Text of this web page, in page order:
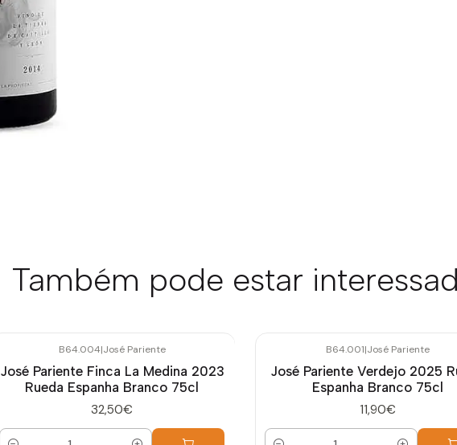
Também pode estar
B64.004|José Pariente
José Pariente Finca La Medina 2023
Rueda Espanha Branco 75cl
32,50€
B64.001|José Pariente
José Pariente Verdejo 2025
Espanha Branco 75cl
11,90€